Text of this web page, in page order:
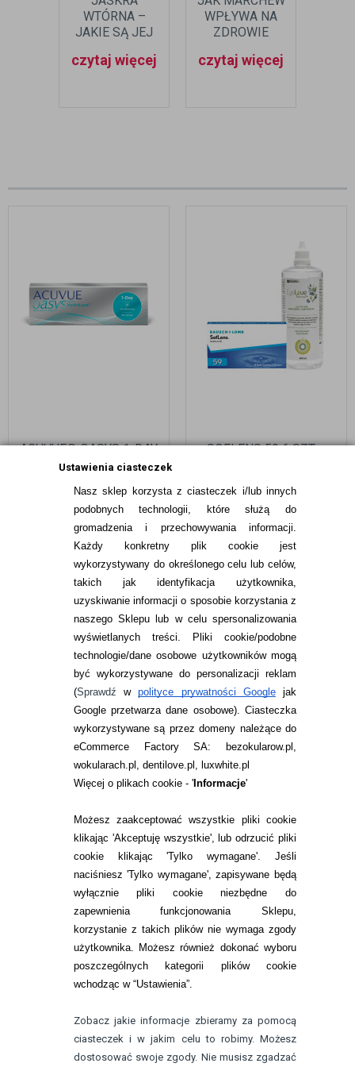
Ustawienia ciasteczek
Nasz sklep korzysta z ciasteczek i/lub innych
podobnych technologii, które służą do
gromadzenia i przechowywania informacji.
Każdy konkretny plik cookie jest
wykorzystywany do określonego celu lub celów,
takich jak identyfikacja użytkownika,
uzyskiwanie informacji o sposobie korzystania z
naszego Sklepu lub w celu spersonalizowania
wyświetlanych treści.
Pliki cookie/podobne
technologie/dane osobowe użytkowników mogą
być wykorzystywane do personalizacji reklam
(Sprawdźwpolityce prywatności Googlejak
Google przetwarza dane osobowe). Ciasteczka
wykorzystywane są przez domeny należące do
eCommerce Factory SA: bezokularow.pl,
wokularach.pl, dentilove.pl, luxwhite.pl
Więcej o plikach cookie - 'Informacje'
Możesz zaakceptować wszystkie pliki cookie
klikając 'Akceptuję wszystkie', lub odrzucić pliki
cookie klikając 'Tylko wymagane'. Jeśli
naciśniesz 'Tylko wymagane', zapisywane będą
wyłącznie pliki cookie niezbędne do
zapewnienia funkcjonowania Sklepu,
korzystanie z takich plików nie wymaga zgody
użytkownika. Możesz również dokonać wyboru
poszczególnych kategorii plików cookie
wchodząc w “Ustawienia”.
Zobacz jakie informacje zbieramy za pomocą
ciasteczek i w jakim celu to robimy. Możesz
dostosować swoje zgody. Nie musisz zgadzać
WTÓRNA –
JAKIE SĄ JEJ
czytaj więcej
WPŁYWA NA
ZDROWIE
czytaj więcej
ACUVUE® OASYS 1-DAY
30 SZT.
99,99pln
SOFLENS 59 6 SZT. +
76,49 pln
INFORMACJE KONTAKTOWE
JAK ZAMAWIAĆ?
ZWROTY I REKLAMACJA
WARUNKI ZAKUPÓW
RANKINGI SOCZEWEK
SOCZEWKI KOLOROWE
Zwrot (odstąpienie od umowy)
ZMIEŃ USTAWIENIA ZGODY NA CIASTECZKA
KONTAKT
telefon:
22 113 44 42
telefon:
732 08 08 72
kontakt@bezokularow.pl